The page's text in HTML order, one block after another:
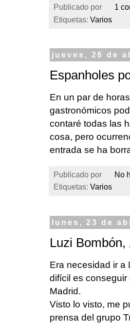
Publicado por
1
Etiquetas: Varios
jueves, 26 de
Espanholes
En un par de
gastronómicos
contaré todas las
cosa, pero
entrada se ha
Publicado por
No
Etiquetas: Varios
lunes, 23 de
Luzi
Era necesidad ir a
difícil es
Madrid.
Visto lo visto, me
prensa del grupo